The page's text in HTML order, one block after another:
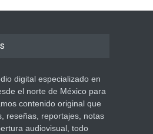
digital especializado en
el norte de México para
contenido original que
reseñas, reportajes, notas
audiovisual, todo